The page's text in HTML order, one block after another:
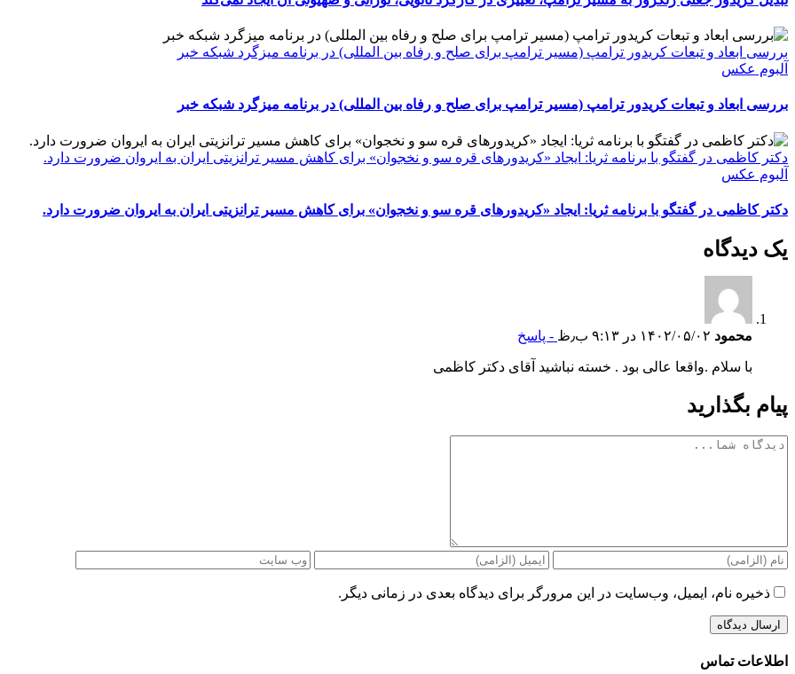
بررسی ابعاد و تبعات کریدور ترامپ (مسیر ترامپ برای صلح و رفاه بین المللی) در برنامه میزگرد شبکه خبر
آلبوم عکس
بررسی ابعاد و تبعات کریدور ترامپ (مسیر ترامپ برای صلح و رفاه بین المللی) در برنامه میزگرد شبکه خبر
دکتر کاظمی در گفتگو با برنامه ثریا: ایجاد «کریدورهای قره سو و نخجوان» برای کاهش مسیر ترانزیتی ایران به ایروان ضرورت دارد.
آلبوم عکس
دکتر کاظمی در گفتگو با برنامه ثریا: ایجاد «کریدورهای قره سو و نخجوان» برای کاهش مسیر ترانزیتی ایران به ایروان ضرورت دارد.
یک دیدگاه
محمود - پاسخ
با سلام .واقعا عالی بود . خسته نباشید آقای دکتر کاظمی
پیام بگذارید
دیدگاه
ذخیره نام، ایمیل، وب‌سایت در این مرورگر برای دیدگاه بعدی در زمانی دیگر.
اطلاعات تماس